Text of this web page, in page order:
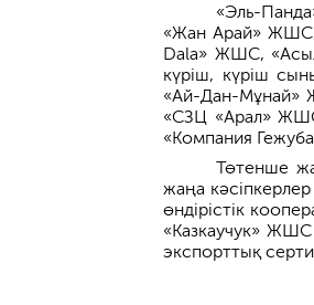
«Эль-
«Жан Арай»
Dala» ЖШС,
күріш, күріш
«Ай-Дан-Мұнай»
«СЗЦ «Арал»
«Компания
Төтенше
жаңа
өндірістік
«Казкаучук» ЖШС
экспорттық